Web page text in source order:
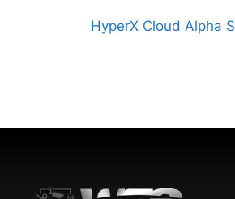
HyperX Cloud Alpha S